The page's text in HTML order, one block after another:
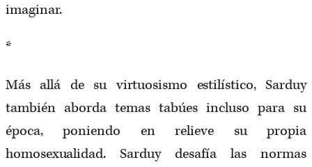
imaginar.
*
Más allá de su virtuosismo estilístico, Sarduy
también aborda temas tabúes incluso para su
época, poniendo en relieve su propia
homosexualidad. Sarduy desafía las normas